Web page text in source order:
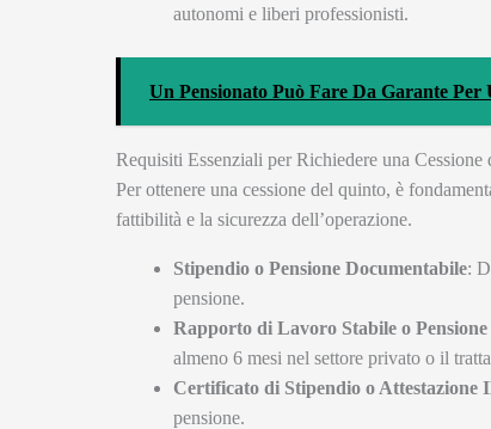
autonomi e liberi professionisti.
Un Pensionato Può Fare Da Garante
Requisiti Essenziali per Richiedere una Cessione
Per ottenere una cessione del quinto, è
fattibilità e la sicurezza dell’operazione.
Stipendio o Pensione Documentabile:
pensione.
Rapporto di Lavoro Stabile o
almeno 6 mesi nel settore privato o il
Certificato di Stipendio o Attestazione
pensione.